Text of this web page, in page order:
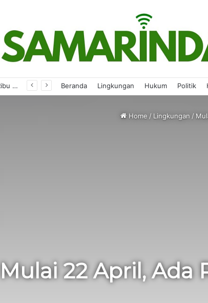
33 Ribu Paket Seragam Gratis di Berau Mulai Masuk Sekolah Beranda Lingkungan Hukum Politik
Home / Lingkungan /
Mulai 22 April, Ada